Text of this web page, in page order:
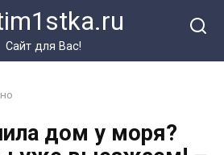
Сайт для Вас!
дом у моря?